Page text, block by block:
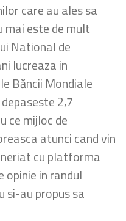
care au ales sa
mai este de mult
National de
lucreaza in
Băncii Mondiale
2,7
ce mijloc de
atunci cand vin
cu platforma
opinie in randul
si-au propus sa